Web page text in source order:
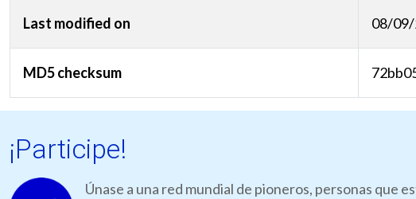
Last modified on 08/09/
MD5 checksum
¡Participe!
Únase a una red mundial de pioneros, personas que